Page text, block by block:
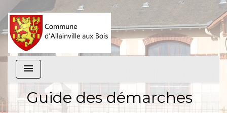
menu
Guide des démarches